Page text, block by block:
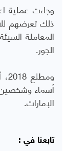
وجاءت عملية
ذلك تعرضهم
المعاملة
الجور.
أسماء وشخصين
الإمارات.
تابعنا في :